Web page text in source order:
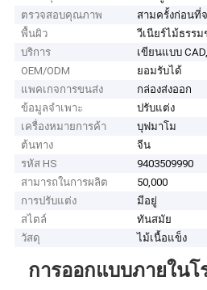
ตรวจสอบคุณภาพ
สามครั้งก่อนที่
พื้นผิว
วีเนียร์ไม้ธรร
บริการ
เขียนแบบ
OEM/ODM
ยอมรับได้
แพคเกจการขนส่ง
กล่องส่งออก
ข้อมูลจำเพาะ
ปรับแต่ง
เครื่องหมายการค้า
บุฟมาโม
ต้นทาง
จีน
รหัส HS
9403509990
สามารถในการผลิต
50,000
การปรับแต่ง
มีอยู่
สไตล์
ทันสมัย
วัสดุ
ไม้เนื้อแข็ง
การออกแบบภายในโ